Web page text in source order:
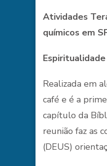
Atividades
químicos em
Espiritualidade
Realizada em
café e é a
capítulo da
reunião faz as
(DEUS)